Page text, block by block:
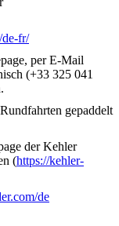
de-fr/
per E-Mail
(+33 325 041
gepaddelt
der Kehler
(https://kehler-
de